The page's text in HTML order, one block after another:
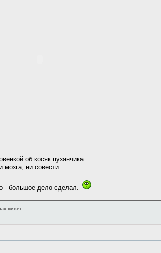
об косяк пузанчика..
мозга, ни совести..
- большое дело сделал.
живет…